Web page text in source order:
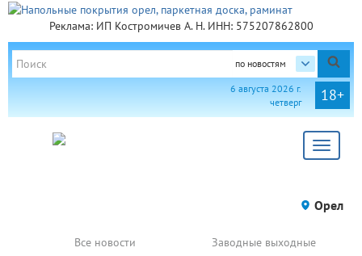
Реклама: ИП Костромичев А. Н. ИНН: 575207862800
по новостям
18+
6 августа 2026 г.
четверг
Toggle
Орел
Все новости Заводные выходные